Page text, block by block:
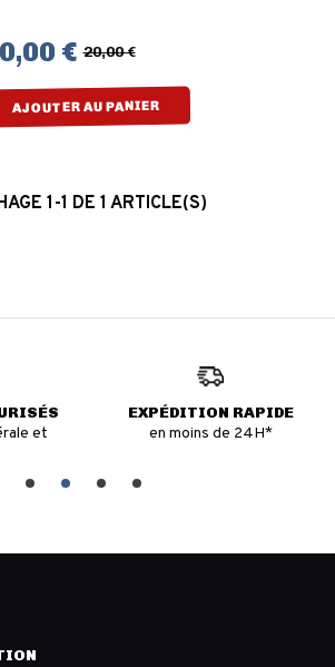
€ 20,00 €
AJOUTER AU PANIER
1-1 DE 1 ARTICLE(S)
et
EXPÉDITION RAPIDE
en moins de 24H*